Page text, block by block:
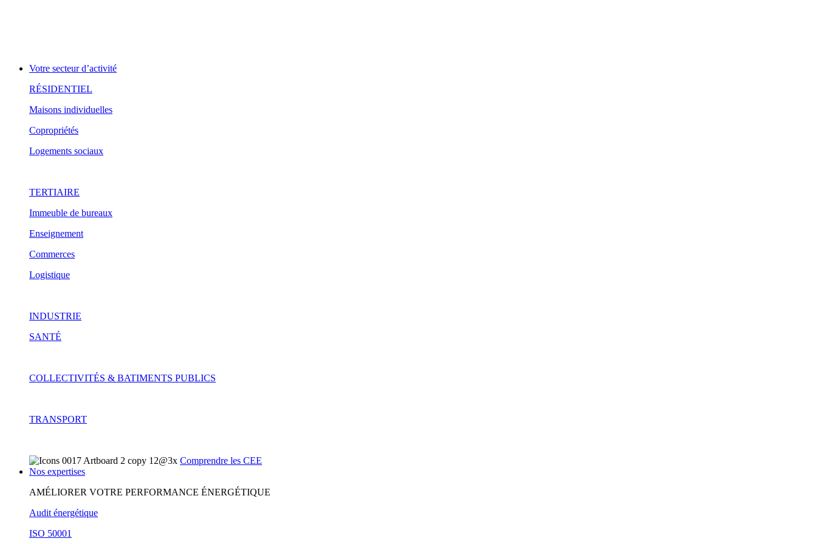
Votre secteur d’activité
RÉSIDENTIEL
Maisons individuelles
Copropriétés
Logements sociaux
TERTIAIRE
Immeuble de bureaux
Enseignement
Commerces
Logistique
INDUSTRIE
SANTÉ
COLLECTIVITÉS & BATIMENTS PUBLICS
TRANSPORT
Comprendre les CEE
Nos expertises
AMÉLIORER VOTRE PERFORMANCE ÉNERGÉTIQUE
Audit énergétique
ISO 50001